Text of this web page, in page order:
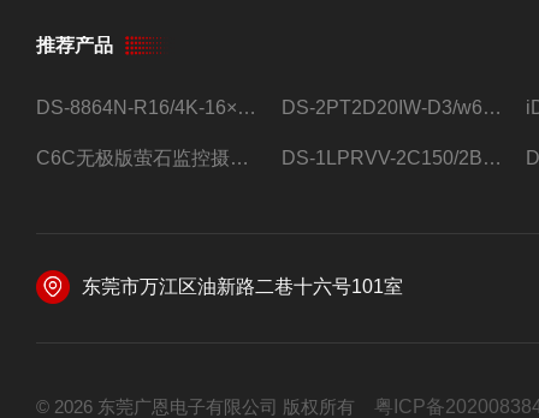
推荐产品
DS-8864N-R16/4K-16×4T/希捷16盘位录像机 DS-2PT2D20IW-D3/w64路高清硬盘录像机
C6C无极版萤石监控摄像头 DS-1LPRVV-2C150/2B监控室外夜视高清电源线护套线200米/卷
东莞市万江区油新路二巷十六号101室
© 2026 东莞广恩电子有限公司 版权所有 粤ICP备